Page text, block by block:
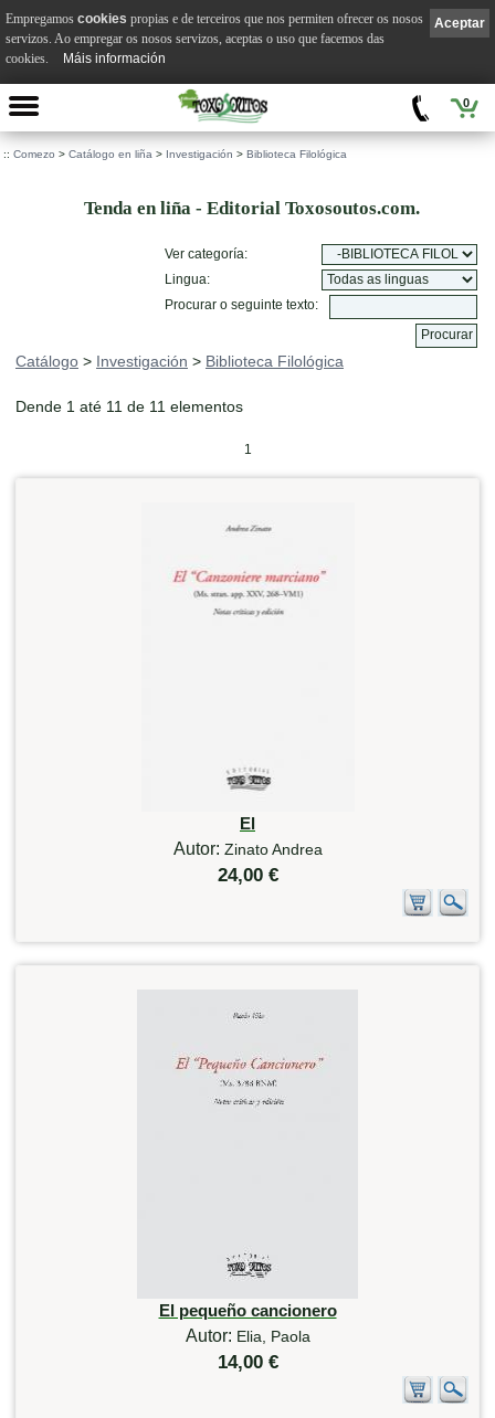
0
:: Comezo > Catálogo en liña > Investigación > Biblioteca Filológica
Tenda en liña - Editorial Toxosoutos.com.
Ver categoría:
Lingua:
Procurar o seguinte texto:
Catálogo > Investigación > Biblioteca Filológica
Dende 1 até 11 de 11 elementos
1
El
Autor: Zinato Andrea
24,00 €
El pequeño cancionero
Autor: Elia, Paola
14,00 €
Aceptar
Empregamos cookies propias e de terceiros que nos permiten ofrecer os nosos
servizos. Ao empregar os nosos servizos, aceptas o uso que facemos das
cookies.
Máis información